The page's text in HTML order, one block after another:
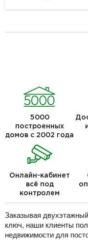
5000
построенных
домов с 2002 года
Онлайн-кабинет
всё под
контролем
Заказывая
ключ, наши клиенты
недвижимости для